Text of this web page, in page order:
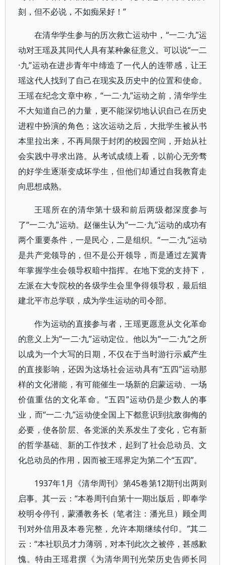
刻，但不必说，不如痴呆好！”
在清华学生参与的历次救亡运动中，“一二·九”运
动对王瑶及其同代人具有某种象征意义。可以说“一二
·九”运动在进步青年中缔造了一代人的连带感，让王
瑶这代人找到了自己在现实及历史中的位置和使命。
王瑶在纪念文章中称，“一二·九”运动之前，清华学生
不大知道自己的力量，更不能深切地认识自己在历史
进程中扮演的角色；这次运动之后，大批学生被从书
本里拉出来，不再局限于封闭的校园空间，开始从社
会实践中寻求出路。从考试成绩上看，以前心无旁骛
的好学生逐渐变成坏学生，但他们却通过自我教育走
向思想成熟。
王瑶所在的清华第十级和前后两级都深度参与
了“一二·九”运动。赵俪生认为“一二·九”运动的成功有
两个重要条件，一是民心，二是组织。“一二·九”运动
是共产党领导的，但不是公开领导，而是通过左翼青
年掌握学生会领导权暗中指挥。在地下党的支持下，
左派在大专院校的各级学生会里争得领导权，最后组
建北平市总学联，成为学生运动的司令部。
作为运动的直接参与者，王瑶更愿意从文化革命
的意义上为“一二·九”运动定位。他以为“一二·九”之所
以成为一个大写的日期，不仅在于当时游行示威产生
的直接影响，还因为这场社会运动具有“五四”运动那
样的文化潜能，有可能催生一场新的启蒙运动、一场
价值重估的文化革命。“五四”运动仍是少数人的事
业，而“一二·九”运动使全国上下都意识到抗敌御侮的
必要，使各阶层、各党派的关系发生了变化，它有新
的哲学基础、新的工作技术，起到了社会总动员、文
化总动员的作用，因而被王瑶界定为第二个“五四”。
1937年1月《清华周刊》第45卷第12期刊出两则
启事。其一云：“本卷周刊自第十一期出版后，即奉学
校明令停刊，蒙潘教务长（笔者注：潘光旦）顾全周
刊对外信用及本卷完整，允许本期继续付印。”其二
云：“本社职员才力薄弱，对本刊此次之被停，甚感歉
愧。特由王瑶君撰《为清华周刊光荣历史告师长同